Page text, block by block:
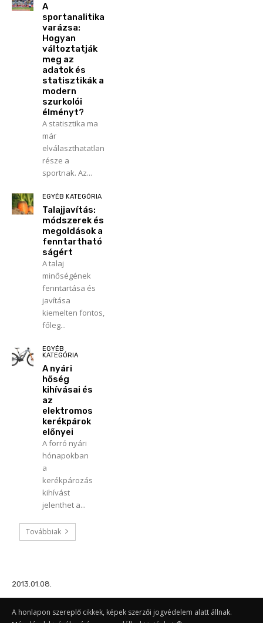
A
sportanalitika
varázsa:
Hogyan
változtatják
meg az
adatok és
statisztikák a
modern
szurkolói
élményt?
A statisztika ma
már
elválaszthatatlan
része a
sportnak. Az...
EGYÉB KATEGÓRIA
Talajjavítás:
módszerek és
megoldások a
fenntartható
ságért
A talaj
minőségének
fenntartása és
javítása
kiemelten fontos,
főleg...
EGYÉB
KATEGÓRIA
A nyári
hőség
kihívásai és
az
elektromos
kerékpárok
előnyei
A forró nyári
hónapokban
a
kerékpározás
kihívást
jelenthet a...
Továbbiak
2013.01.08.
A honlapon szereplő cikkek, képek szerzői jogvédelem alatt állnak.